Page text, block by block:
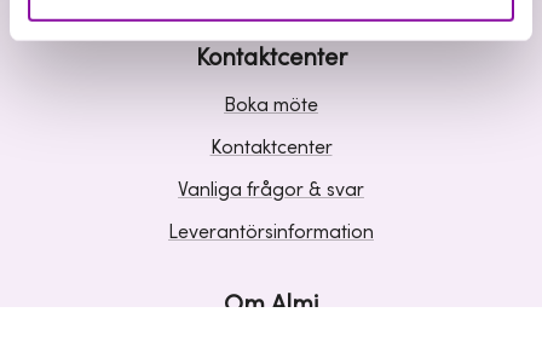
Kontaktcenter
Boka möte
Kontaktcenter
Vanliga frågor & svar
Leverantörsinformation
Om Almi